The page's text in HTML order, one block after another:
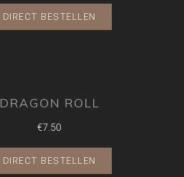
DIRECT BESTELLEN
DRAGON ROLL
€7.50
DIRECT BESTELLEN